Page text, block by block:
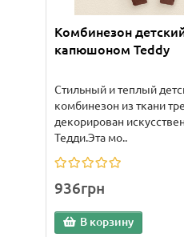
Комбинезон
капюшоном Teddy
Стильный и теплый
комбинезон из ткани
декорирован
Тедди.Эта мо..
936грн
В корзину